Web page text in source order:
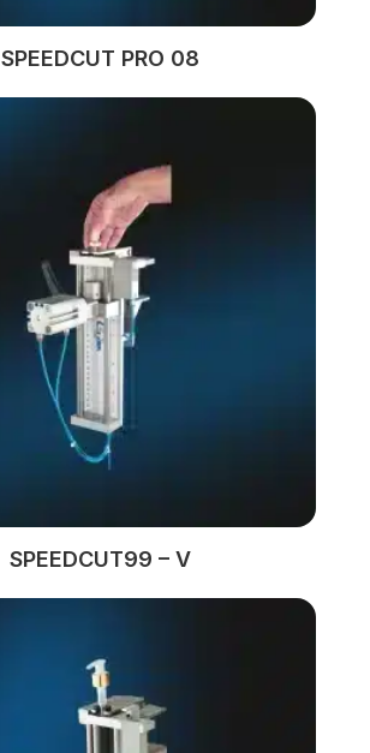
SPEEDCUT PRO 08
SPEEDCUT99 – V